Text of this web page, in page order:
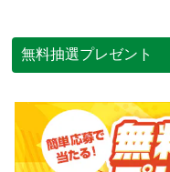
無料抽選プレゼント